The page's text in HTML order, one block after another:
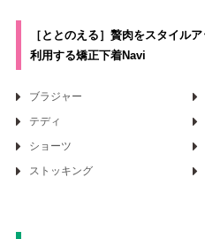
［ととのえる］贅肉をスタイル
利用する矯正下着Navi
ブラジャー
テディ
ショーツ
ストッキング